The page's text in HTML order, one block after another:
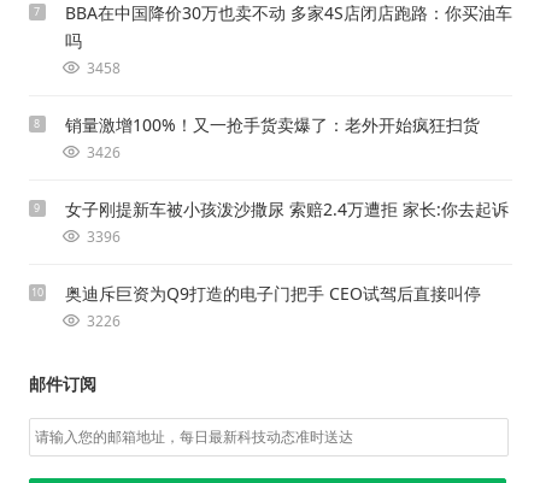
7
BBA在中国降价30万也卖不动 多家4S店闭店跑路：你买油车
吗
3458
8 销量激增100%！又一抢手货卖爆了：老外开始疯狂扫货
3426
9 女子刚提新车被小孩泼沙撒尿 索赔2.4万遭拒 家长:你去起诉
3396
10 奥迪斥巨资为Q9打造的电子门把手 CEO试驾后直接叫停
3226
邮件订阅